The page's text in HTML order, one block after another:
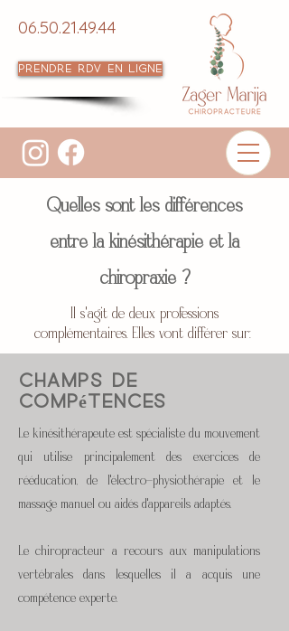
06.50.21.49.44
Prendre RDV en ligne
Quelles sont les différences
entre la kinésithérapie et la
chiropraxie ?
Il s'agit de deux professions
complémentaires. Elles vont différer sur:
Champs de
compétences
Le kinésithérapeute est spécialiste du mouvement
qui utilise principalement des exercices de
rééducation, de l'électro-physiothérapie et le
massage manuel ou aidés d'appareils adaptés.
Le chiropracteur a recours aux manipulations
vertébrales dans lesquelles il a acquis une
compétence experte.